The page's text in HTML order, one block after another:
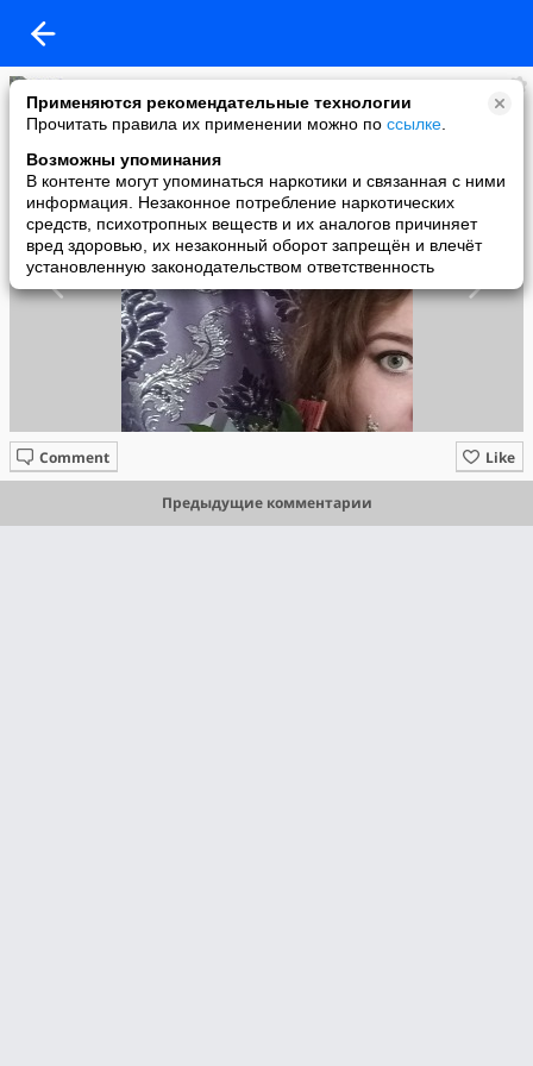
Применяются рекомендательные технологии
Прочитать правила их применении можно по ссылке
Возможны упоминания
В контенте могут упоминаться наркотики и связанная с ними
информация. Незаконное потребление наркотических
средств, психотропных веществ и их аналогов причиняет
вред здоровью, их незаконный оборот запрещён и влечёт
установленную законодательством ответственность
Марина
added a photo
10 Aug в 23:54
Like
Comment
Предыдущие комментарии